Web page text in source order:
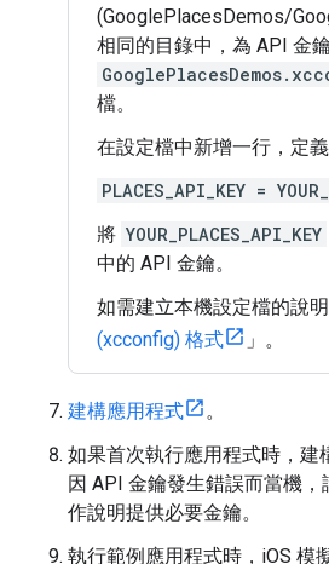
(GooglePlacesDemos/
相同的目錄中，為 API 金
檔。
在設定檔中新增一行，定義
PLACES_API_KEY =
將 YOUR_PLACES_API_KEY
中的 API 金鑰。
如需建立本機設定檔的說
(xcconfig) 格式
」。
建構應用程式
。
如果首次執行應用程式時，建
因 API 金鑰發生錯誤而當機
作說明提供必要金鑰。
執行範例應用程式時，iOS 模